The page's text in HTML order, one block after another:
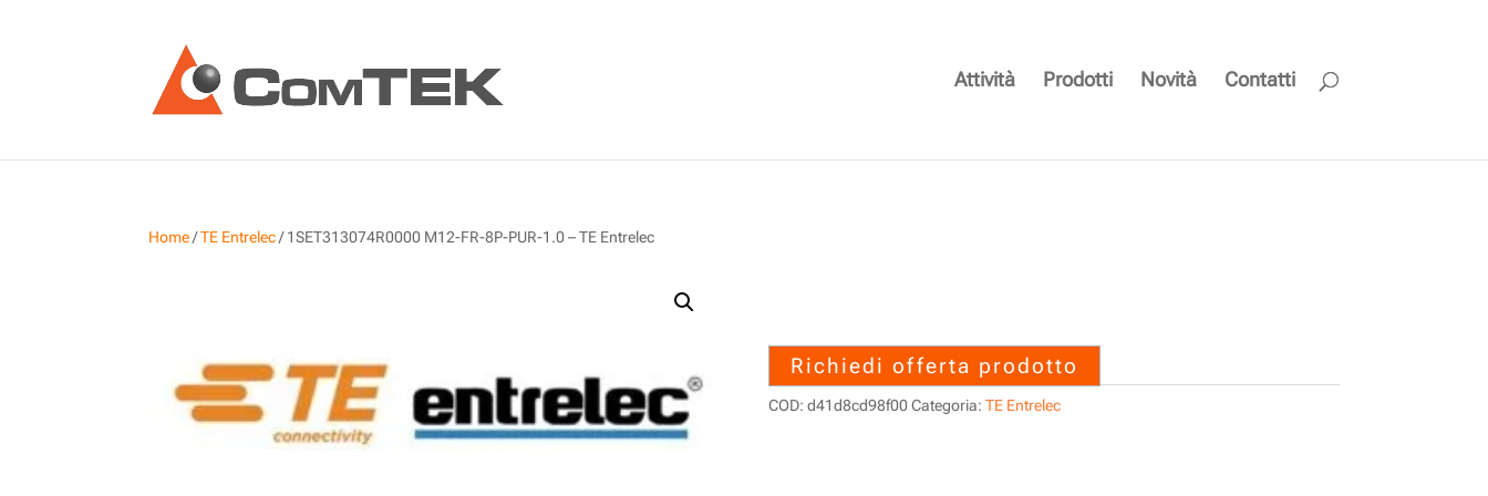
Attività Prodotti Novità Contatti
Home/TE Entrelec/ 1SET313074R0000 M12-FR-8P-PUR-1.0 – TE Entrelec
Richiedi offerta prodotto
COD: d41d8cd98f00 Categoria: TE Entrelec